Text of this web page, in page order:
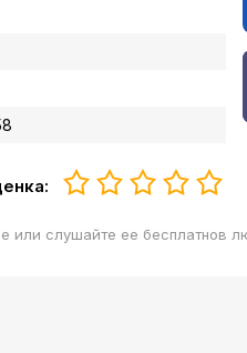
или слушайте ее бесплатнов